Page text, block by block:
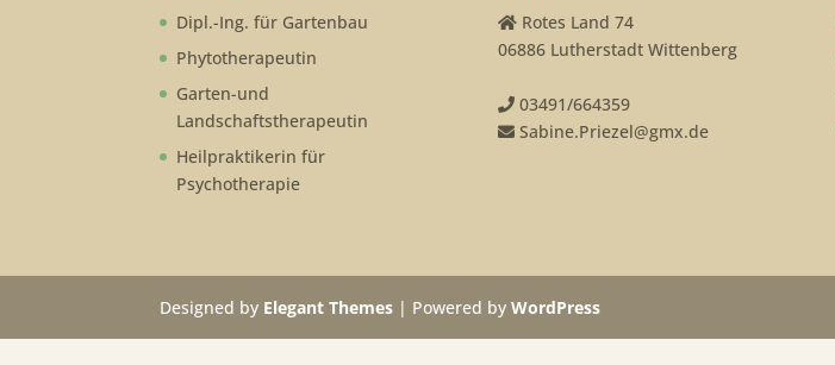
Dipl.-Ing. für Gartenbau
Phytotherapeutin
Garten-und
Landschaftstherapeutin
Heilpraktikerin für
Psychotherapie
Rotes Land 74
06886 Lutherstadt Wittenberg
03491/664359
Sabine.Priezel@gmx.de
Designed by Elegant Themes | Powered byWordPress